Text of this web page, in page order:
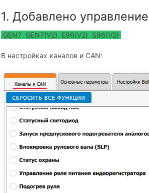
1. Добавлено
GEN7 GEN7(V2) E96(V2) S96(V2)
В настройках каналов и CAN: